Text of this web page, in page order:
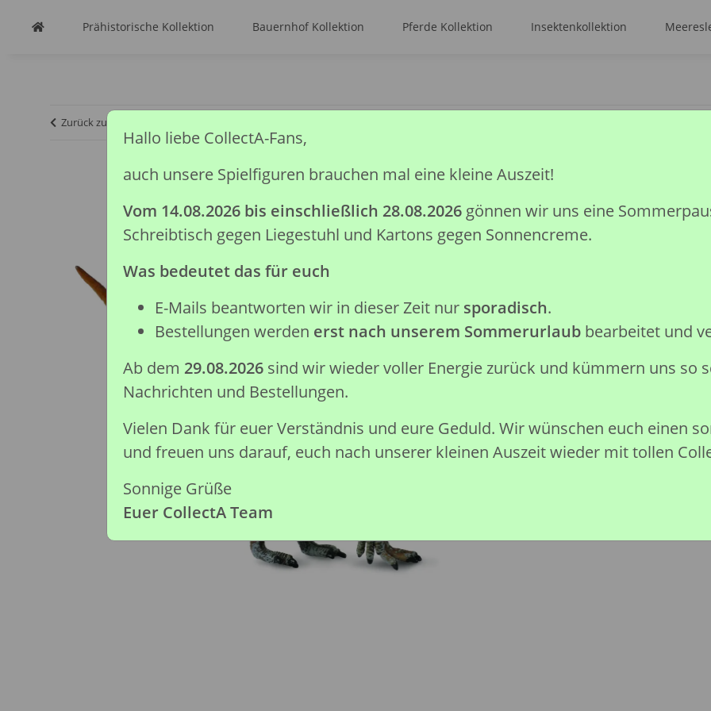
Prähistorische Kollektion Bauernhof Kollektion Pferde Kollektion Insektenkollektion
Zurück zur Liste
Artikelnummer:
Achtung: Nicht geeignet für
Preise nach Anmeldung
Hallo liebe CollectA-Fans,
auch unsere Spielfiguren brauchen mal eine kleine Auszeit!
Vom 14.08.2026 bis einschließlich 28.08.2026 gönnen wir uns eine
Schreibtisch gegen Liegestuhl und Kartons gegen Sonnencreme.
Was bedeutet das für euch
E-Mails beantworten wir in dieser Zeit nur sporadisch.
Bestellungen werden erst nach unserem Sommerurlaub bearbeitet und
Ab dem 29.08.2026 sind wir wieder voller Energie zurück und kümmern uns so
Nachrichten und Bestellungen.
Vielen Dank für euer Verständnis und eure Geduld. Wir wünschen euch einen
und freuen uns darauf, euch nach unserer kleinen Auszeit wieder mit tollen
Sonnige Grüße
Euer CollectA Team